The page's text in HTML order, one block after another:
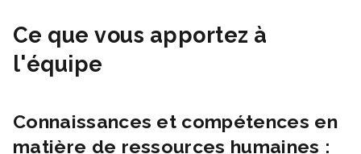
Ce que vous apportez à
l'équipe
Connaissances et compétences en
matière de ressources humaines :